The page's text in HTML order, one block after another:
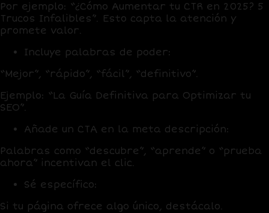
Por ejemplo: “¿Cómo Aumentar tu CTR en 2025? 5
Trucos Infalibles”. Esto capta la atención y
promete valor.
Incluye palabras de poder:
“Mejor”, “rápido”, “fácil”, “definitivo”.
Ejemplo: “La Guía Definitiva para Optimizar tu
SEO”.
Añade un CTA en la meta descripción:
Palabras como “descubre”, “aprende” o “prueba
ahora” incentivan el clic.
Sé específico:
Si tu página ofrece algo único, destácalo.